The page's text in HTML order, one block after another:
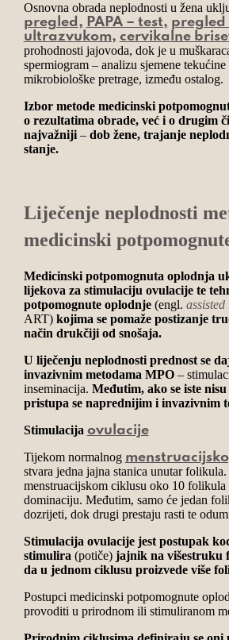
Osnovna obrada neplodnosti u žena
pregled , PAPA – test, pregled
ultrazvukom, cervikalne
prohodnosti jajovoda, dok je u
spermiogram – analizu sjemene
mikrobiološke pretrage, između ostalog.
Izbor metode medicinski
o rezultatima obrade, već i o drugim
najvažniji– dob žene, trajanje
stanje.
Liječenje neplodnosti
medicinski
Medicinski potpomognuta oplodnja
lijekova za stimulaciju ovulacije te
potpomognute oplodnje (engl.
ART) kojima se pomaže postizanje
način drukčiji od snošaja.
U liječenju neplodnosti prednost se
invazivnim metodama MPO–
inseminacija. Međutim, ako se iste
pristupa se naprednijim i invazivnim
Stimulacija ovulacije
Tijekom normalnog
stvara jedna jajna stanica unutar
menstruacijskom ciklusu oko 10 folikula
dominaciju. Međutim, samo će jedan
dozrijeti, dok drugi prestaju rasti te
Stimulacija ovulacije jest postupak
stimulira (potiče) jajnik na višestruku
da u jednom ciklusu proizvede više
Postupci medicinski potpomognute
provoditi u prirodnom ili stimuliranom